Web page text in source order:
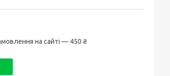
на сайті — 450 ₴